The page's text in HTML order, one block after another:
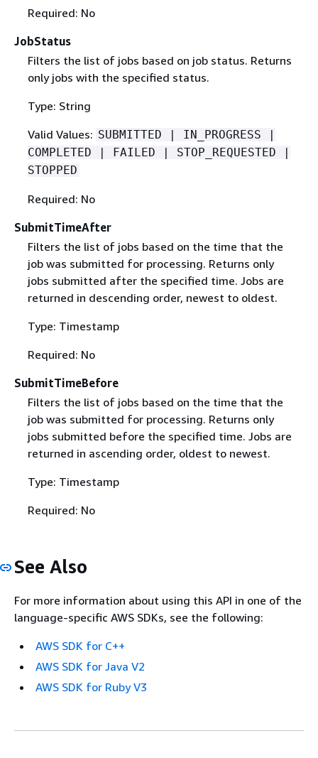
Required: No
JobStatus
Filters the list of jobs based on job status. Returns
only jobs with the specified status.
Type: String
Valid Values: SUBMITTED | IN_PROGRESS |
COMPLETED | FAILED | STOP_REQUESTED |
STOPPED
Required: No
SubmitTimeAfter
Filters the list of jobs based on the time that the
job was submitted for processing. Returns only
jobs submitted after the specified time. Jobs are
returned in descending order, newest to oldest.
Type: Timestamp
Required: No
SubmitTimeBefore
Filters the list of jobs based on the time that the
job was submitted for processing. Returns only
jobs submitted before the specified time. Jobs are
returned in ascending order, oldest to newest.
Type: Timestamp
Required: No
See Also
For more information about using this API in one of the
language-specific AWS SDKs, see the following:
AWS SDK for C++
AWS SDK for Java V2
AWS SDK for Ruby V3